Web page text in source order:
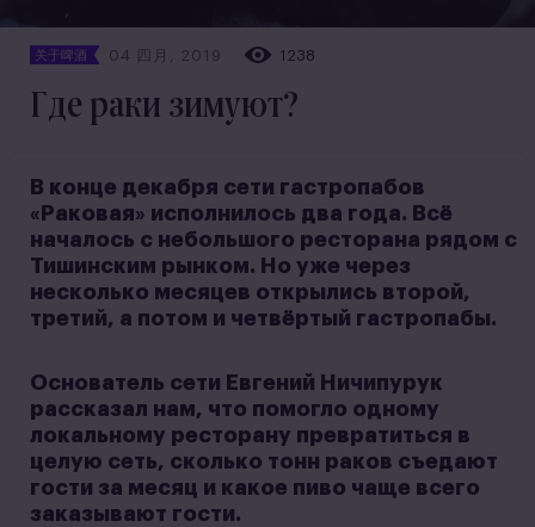
关于啤酒 04 四月, 2019 1238
Где раки зимуют?
В конце декабря сети гастропабов
«Раковая» исполнилось два года. Всё
началось с небольшого ресторана рядом с
Тишинским рынком. Но уже через
несколько месяцев открылись второй,
третий, а потом и четвёртый гастропабы.
Основатель сети Евгений Ничипурук
рассказал нам, что помогло одному
локальному ресторану превратиться в
целую сеть, сколько тонн раков съедают
гости за месяц и какое пиво чаще всего
заказывают гости.